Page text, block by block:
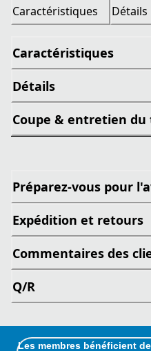
Caractéristiques Détails
Caractéristiques
Détails
Coupe & entretien du
Préparez-vous pour
Expédition et retours
Commentaires des
Q/R
Les membres bénéficient